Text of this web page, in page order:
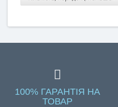
100% ГАРАНТІЯ НА
ТОВАР